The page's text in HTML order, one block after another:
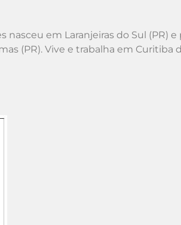
nasceu em Laranjeiras do Sul (PR)
(PR). Vive e trabalha em Curitiba